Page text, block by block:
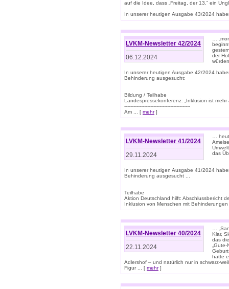
auf die Idee, dass „Freitag, der 13.“ ein
In unserer heutigen Ausgabe 43/2024
LVKM-Newsletter 42/2024
06.12.2024
…
der
In unserer heutigen Ausgabe 42/2024
Behinderung ausgesucht:
Bildung / Teilhabe
Landespressekonferenz: „Inklusion ist mehr
-------------------------------------------
Am ... [ mehr]
LVKM-Newsletter 41/2024
29.11.2024
…
das
In unserer heutigen Ausgabe 41/2024
Behinderung ausgesucht ...
Teilhabe
Aktion Deutschland hilft: Abschlussbericht
Inklusion von Menschen mit
LVKM-Newsletter 40/2024
22.11.2024
…
Klar,
das
hatte
Adlershof – und natürlich nur in schwarz-
Figur ... [ mehr]